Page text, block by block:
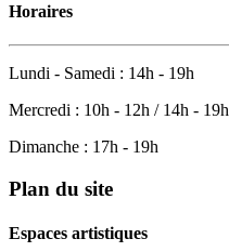
Horaires
Lundi - Samedi : 14h - 19h
Mercredi : 10h - 12h / 14h - 19h
Dimanche : 17h - 19h
Plan du site
Espaces artistiques